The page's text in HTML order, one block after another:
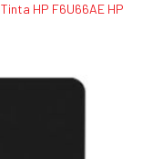
Tinta HP F6U66AE HP